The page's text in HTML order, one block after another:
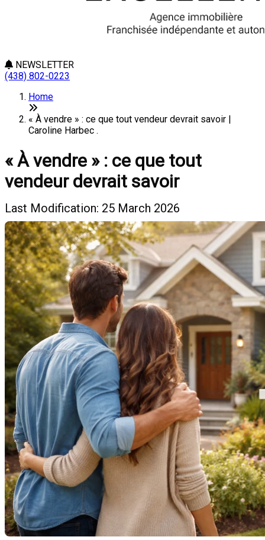
NEWSLETTER
(438) 802-0223
Home
« À vendre » : ce que tout vendeur devrait savoir |
Caroline Harbec .
« À vendre » : ce que tout
vendeur devrait savoir
Last Modification: 25 March 2026